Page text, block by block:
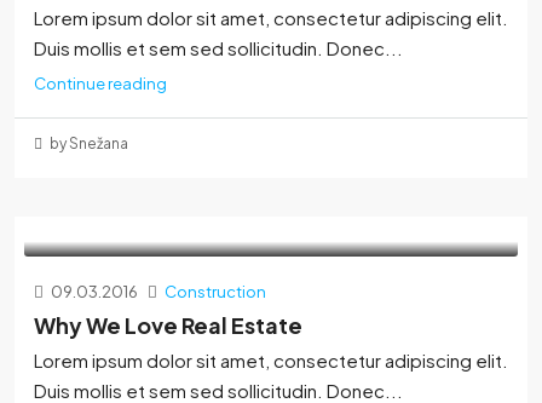
Lorem ipsum dolor sit amet, consectetur adipiscing elit.
Duis mollis et sem sed sollicitudin. Donec...
Continue reading
by Snežana
09.03.2016 Construction
Why We Love Real Estate
Lorem ipsum dolor sit amet, consectetur adipiscing elit.
Duis mollis et sem sed sollicitudin. Donec...